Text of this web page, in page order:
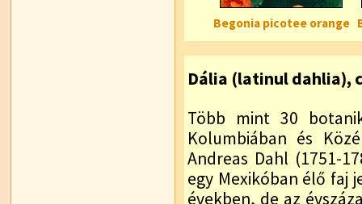
Begonia picotee orange
Dália (latinul dahlia),
Több mint 30
Kolumbiában és
Andreas Dahl (1751-
egy Mexikóban élő faj
években, de az